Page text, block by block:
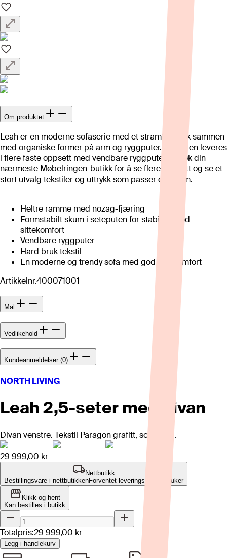
Om produktet
Leah er en moderne sofaserie med et stramt uttrykk sammen
med organiske former på arm og ryggputer. Modellen leveres
i flere faste oppsett med vendbare ryggputer. Besøk din
nærmeste Møbelringen-butikk for å se flere oppsett og se et
stort utvalg tekstiler og uttrykk som passer ditt hjem.
Heltre ramme med nozag-fjæring
Formstabilt skum i seteputen for stabil og god
sittekomfort
Vendbare ryggputer
Hard bruk tekstil
En moderne og trendy sofa med god sittekomfort
Artikkelnr.400071001
Mål
Vedlikehold
Kundeanmeldelser (0)
NORTH LIVING
Leah 2,5-seter med divan
Divan venstre. Tekstil Paragon grafitt, sorte ben.
29 999,00 kr
Nettbutikk
Bestillingsvare i nettbutikkenForventet leveringstid: 8-12 uker
Klikk og hent
Kan bestilles i butikk
Totalpris:29 999,00 kr
Legg i handlekurv